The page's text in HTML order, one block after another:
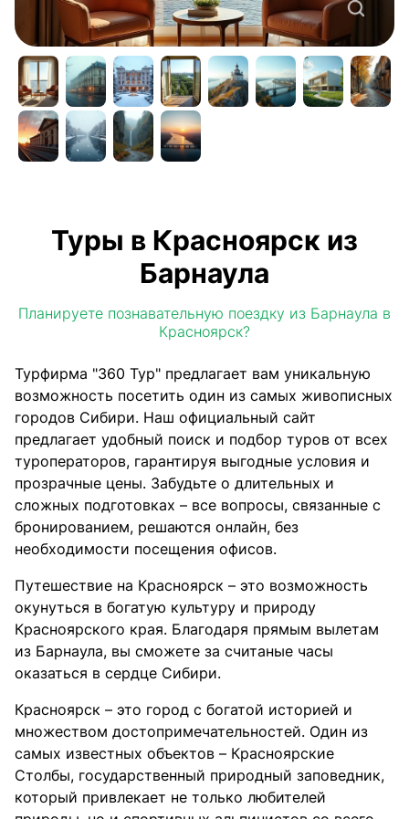
Туры в Красноярск из
Барнаула
Планируете познавательную поездку из Барнаула в
Красноярск?
Турфирма "360 Тур" предлагает вам уникальную
возможность посетить один из самых живописных
городов Сибири. Наш официальный сайт
предлагает удобный поиск и подбор туров от всех
туроператоров, гарантируя выгодные условия и
прозрачные цены. Забудьте о длительных и
сложных подготовках – все вопросы, связанные с
бронированием, решаются онлайн, без
необходимости посещения офисов.
Путешествие на Красноярск – это возможность
окунуться в богатую культуру и природу
Красноярского края. Благодаря прямым вылетам
из Барнаула, вы сможете за считаные часы
оказаться в сердце Сибири.
Красноярск – это город с богатой историей и
множеством достопримечательностей. Один из
самых известных объектов – Красноярские
Столбы, государственный природный заповедник,
который привлекает не только любителей